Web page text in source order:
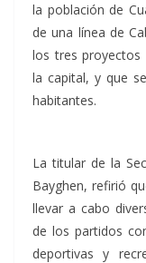
la población de
de una línea de
los tres proyectos
la capital, y que
habitantes.
La titular de la
Bayghen, refirió
llevar a cabo
de los partidos
deportivas y